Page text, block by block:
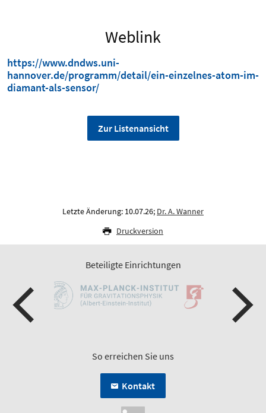
Weblink
https://www.dndws.uni-
hannover.de/programm/detail/ein-einzelnes-atom-im-
diamant-als-sensor/
Zur Listenansicht
Letzte Änderung: 10.07.26; Dr. A. Wanner
Druckversion
Beteiligte Einrichtungen
So erreichen Sie uns
Kontakt